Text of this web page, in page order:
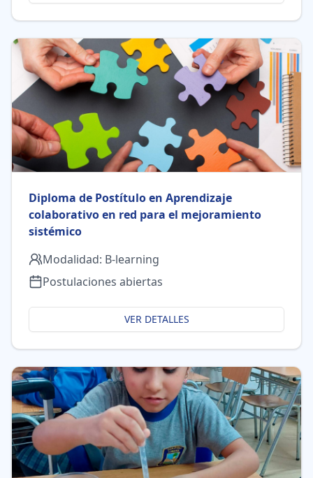
Diploma de Postítulo en Aprendizaje
colaborativo en red para el mejoramiento
sistémico
Modalidad: B-learning
Postulaciones abiertas
VER DETALLES